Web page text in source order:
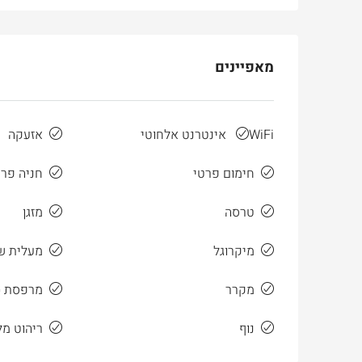
מאפיינים
WiFi אינטרנט אלחוטי אזעקה
חימום פרטי
חניה
טרסה
מזגן
מיקרוגל
מעלית
מקרר
מרפסת
נוף
ריהוט
Street, Jerusalem, Israel
165 מ"ר